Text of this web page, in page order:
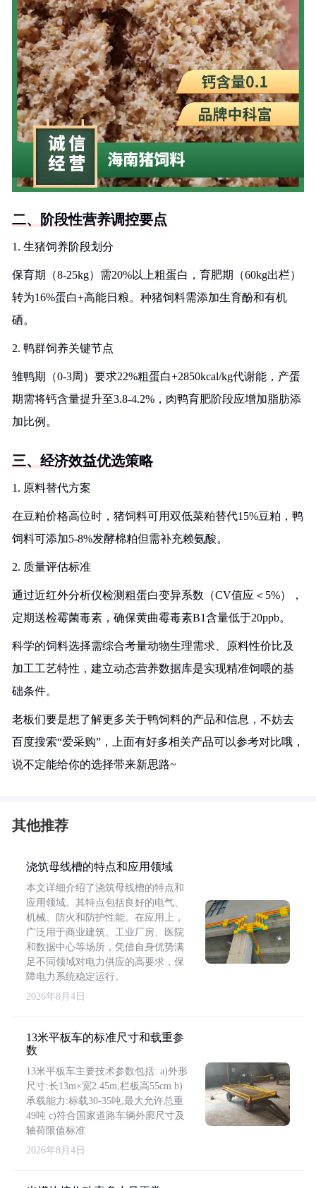
二、阶段性营养调控要点
1. 生猪饲养阶段划分
保育期（8-25kg）需20%以上粗蛋白，育肥期（60kg出栏）
转为16%蛋白+高能日粮。种猪饲料需添加生育酚和有机
硒。
2. 鸭群饲养关键节点
雏鸭期（0-3周）要求22%粗蛋白+2850kcal/kg代谢能，产蛋
期需将钙含量提升至3.8-4.2%，肉鸭育肥阶段应增加脂肪添
加比例。
三、经济效益优选策略
1. 原料替代方案
在豆粕价格高位时，猪饲料可用双低菜粕替代15%豆粕，鸭
饲料可添加5-8%发酵棉粕但需补充赖氨酸。
2. 质量评估标准
通过近红外分析仪检测粗蛋白变异系数（CV值应＜5%），
定期送检霉菌毒素，确保黄曲霉毒素B1含量低于20ppb。
科学的饲料选择需综合考量动物生理需求、原料性价比及
加工工艺特性，建立动态营养数据库是实现精准饲喂的基
础条件。
老板们要是想了解更多关于鸭饲料的产品和信息，不妨去
百度搜索“爱采购”，上面有好多相关产品可以参考对比哦，
说不定能给你的选择带来新思路~
其他推荐
浇筑母线槽的特点和应用领域
本文详细介绍了浇筑母线槽的特点和
应用领域。其特点包括良好的电气、
机械、防火和防护性能。在应用上，
广泛用于商业建筑、工业厂房、医院
和数据中心等场所，凭借自身优势满
足不同领域对电力供应的高要求，保
障电力系统稳定运行。
2026年8月4日
13米平板车的标准尺寸和载重参
数
13米平板车主要技术参数包括: a)外形
尺寸:长13m×宽2.45m,栏板高55cm b)
承载能力:标载30-35吨,最大允许总重
49吨 c)符合国家道路车辆外廓尺寸及
轴荷限值标准
2026年8月4日